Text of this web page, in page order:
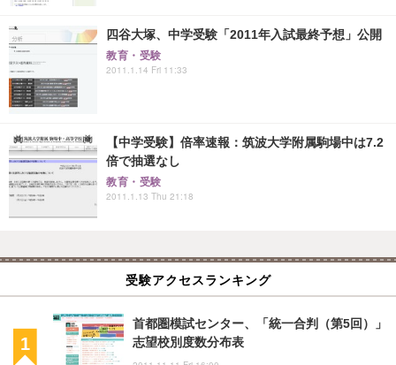
四谷大塚、中学受験「2011年入試最終予想」公開
教育・受験
2011.1.14 Fri 11:33
【中学受験】倍率速報：筑波大学附属駒場中は7.2
倍で抽選なし
教育・受験
2011.1.13 Thu 21:18
受験アクセスランキング
首都圏模試センター、「統一合判（第5回）」
志望校別度数分布表